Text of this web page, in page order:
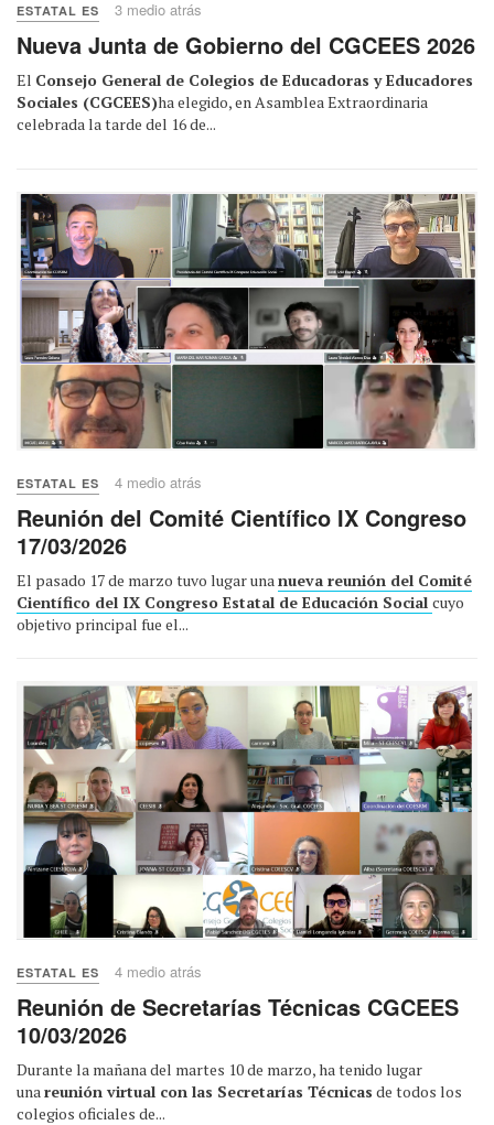
ESTATAL ES 3 medio atrás
Nueva Junta de Gobierno del CGCEES 2026
El Consejo General de Colegios de Educadoras y Educadores
Sociales (CGCEES)ha elegido, en Asamblea Extraordinaria
celebrada la tarde del 16 de...
ESTATAL ES 4 medio atrás
Reunión del Comité Científico IX Congreso
17/03/2026
El pasado 17 de marzo tuvo lugar unanueva reunión del Comité
Científico del IX Congreso Estatal de Educación Social cuyo
objetivo principal fue el...
ESTATAL ES 4 medio atrás
Reunión de Secretarías Técnicas CGCEES
10/03/2026
Durante la mañana del martes 10 de marzo, ha tenido lugar
unareunión virtual con las Secretarías Técnicas de todos los
colegios oficiales de...